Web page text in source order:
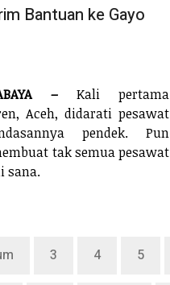
Bantuan ke Gayo
– Kali pertama
Aceh, didarati pesawat
pendek. Pun
tak semua pesawat
sana.
3 4 5